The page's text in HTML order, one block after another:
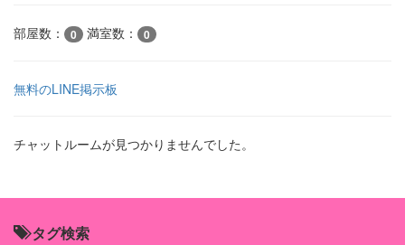
部屋数： 0 満室数： 0
無料のLINE掲示板
チャットルームが見つかりませんでした。
タグ検索